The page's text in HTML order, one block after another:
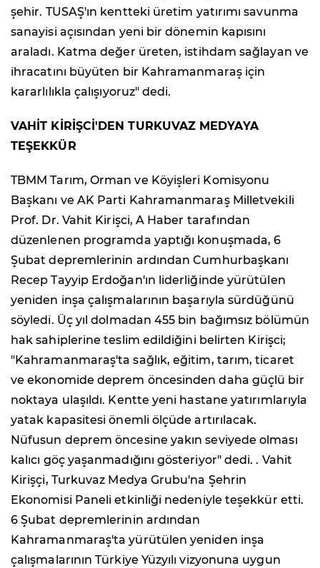
şehir. TUSAŞ'ın kentteki üretim yatırımı savunma
sanayisi açısından yeni bir dönemin kapısını
araladı. Katma değer üreten, istihdam sağlayan ve
ihracatını büyüten bir Kahramanmaraş için
kararlılıkla çalışıyoruz" dedi.
VAHİT KİRİŞCİ'DEN TURKUVAZ MEDYAYA
TEŞEKKÜR
TBMM Tarım, Orman ve Köyişleri Komisyonu
Başkanı ve AK Parti Kahramanmaraş Milletvekili
Prof. Dr. Vahit Kirişci, A Haber tarafından
düzenlenen programda yaptığı konuşmada, 6
Şubat depremlerinin ardından Cumhurbaşkanı
Recep Tayyip Erdoğan'ın liderliğinde yürütülen
yeniden inşa çalışmalarının başarıyla sürdüğünü
söyledi. Üç yıl dolmadan 455 bin bağımsız bölümün
hak sahiplerine teslim edildiğini belirten Kirişci;
"Kahramanmaraş'ta sağlık, eğitim, tarım, ticaret
ve ekonomide deprem öncesinden daha güçlü bir
noktaya ulaşıldı. Kentte yeni hastane yatırımlarıyla
yatak kapasitesi önemli ölçüde artırılacak.
Nüfusun deprem öncesine yakın seviyede olması
kalıcı göç yaşanmadığını gösteriyor" dedi. . Vahit
Kirişçi, Turkuvaz Medya Grubu'na Şehrin
Ekonomisi Paneli etkinliği nedeniyle teşekkür etti.
6 Şubat depremlerinin ardından
Kahramanmaraş'ta yürütülen yeniden inşa
çalışmalarının Türkiye Yüzyılı vizyonuna uygun